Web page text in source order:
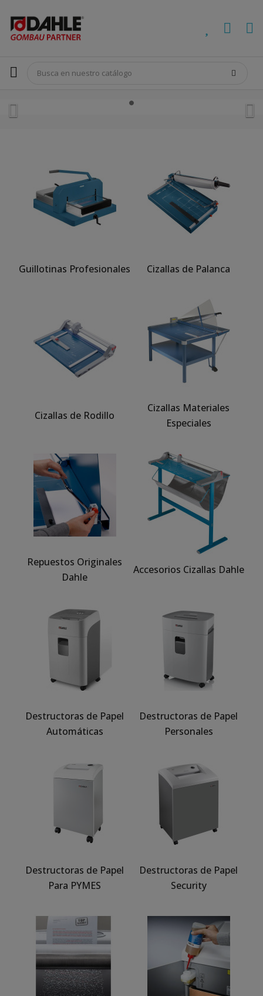
Guillotinas Profesionales Cizallas de Palanca
Cizallas de Rodillo
Cizallas Materiales
Especiales
Repuestos Originales
Dahle
Accesorios Cizallas Dahle
Destructoras de Papel
Automáticas
Destructoras de Papel
Personales
Destructoras de Papel
Para PYMES
Destructoras de Papel
Security